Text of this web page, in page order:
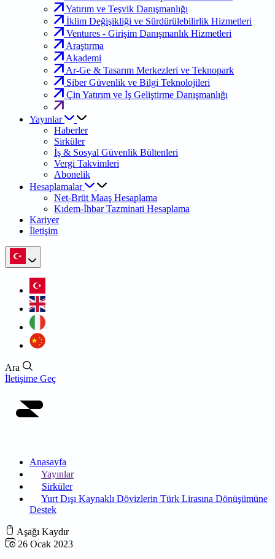
Yatırım ve Teşvik Danışmanlığı
İklim Değişikliği ve Sürdürülebilirlik Hizmetleri
Ventures - Girişim Danışmanlık Hizmetleri
Araştırma
Akademi
Ar-Ge & Tasarım Merkezleri ve Teknopark
Siber Güvenlik ve Bilgi Teknolojileri
Çin Yatırım ve İş Geliştirme Danışmanlığı
Yayınlar
Haberler
Sirküler
İş & Sosyal Güvenlik Bültenleri
Vergi Takvimleri
Abonelik
Hesaplamalar
Net-Brüt Maaş Hesaplama
Kıdem-İhbar Tazminati Hesaplama
Kariyer
İletişim
Ara
İletişime Geç
Anasayfa
Yayınlar
Sirküler
Yurt Dışı Kaynaklı Dövizlerin Türk Lirasına Dönüşümüne
Destek
Aşağı Kaydır
26 Ocak 2023